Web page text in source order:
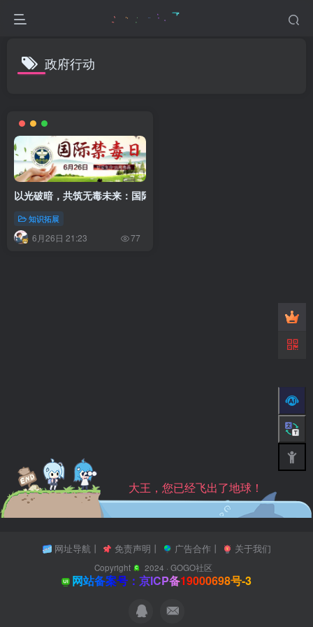
政府行动
以光破暗，共筑无毒未来：国际禁毒日的使命与担当
知识拓展
6月26日 21:23 77
大王，您已经飞出了地球！
网址导航 丨 免责声明 丨 广告合作丨 关于我们
Copyright 2024 ·GOGO社区
网站备案号：京ICP备19000698号-3